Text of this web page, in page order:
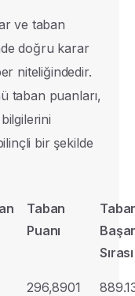
ve taban
doğru karar
niteliğindedir.
taban puanları,
bir şekilde
Taban
Puanı
Sırası
296,8901